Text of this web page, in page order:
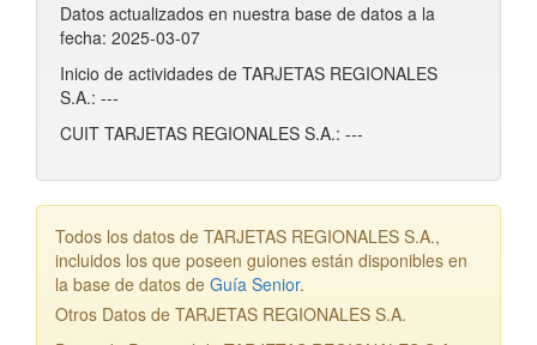
Datos actualizados en nuestra base de datos a la
fecha: 2025-03-07
Inicio de actividades de TARJETAS REGIONALES
S.A.: ---
CUIT TARJETAS REGIONALES S.A.: ---
Todos los datos de TARJETAS REGIONALES S.A.,
incluidos los que poseen guiones están disponibles en
la base de datos de Guía Senior.
Otros Datos de TARJETAS REGIONALES S.A.